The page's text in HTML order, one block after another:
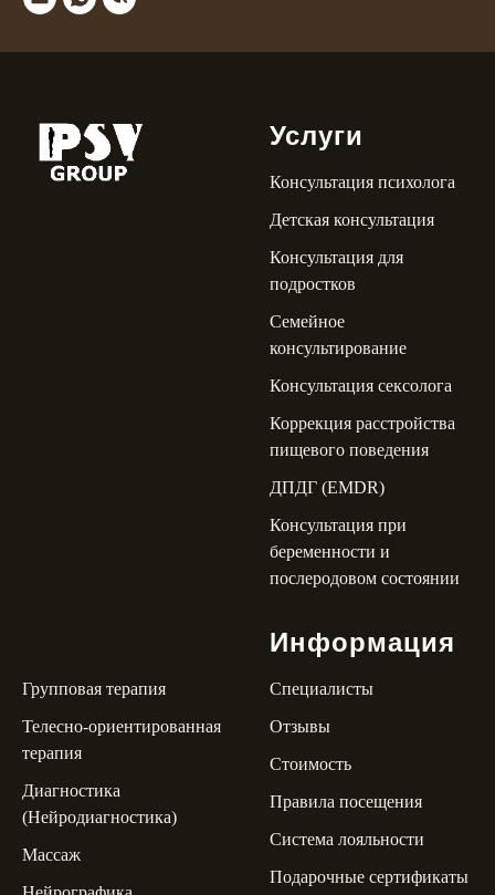
Услуги
Консультация психолога
Детская консультация
Консультация для
подростков
Семейное
консультирование
Консультация сексолога
Коррекция расстройства
пищевого поведения
ДПДГ (EMDR)
Консультация при
беременности и
послеродовом состоянии
Групповая терапия
Телесно-ориентированная
терапия
Диагностика
(Нейродиагностика)
Массаж
Информация
Специалисты
Отзывы
Стоимость
Правила посещения
Система лояльности
Подарочные сертификаты